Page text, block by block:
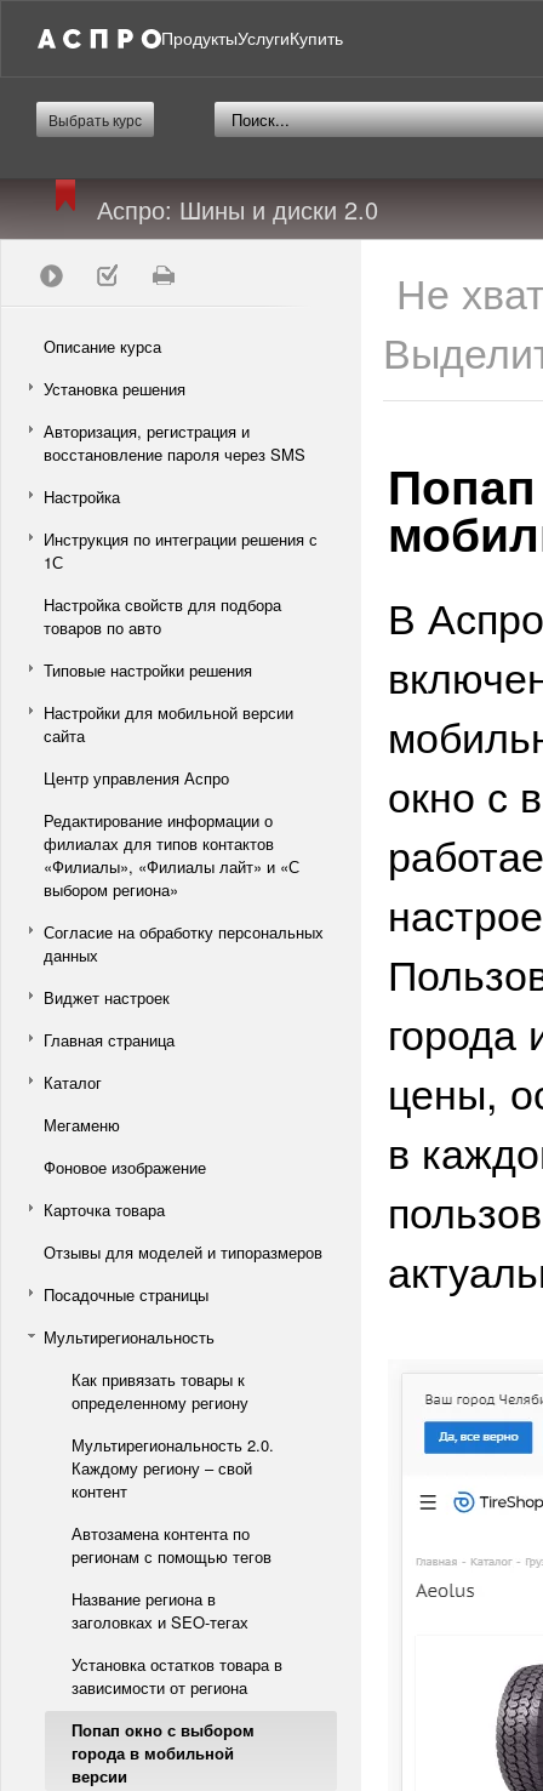
ПродуктыУслугиКупить
Выбрать курс
Аспро: Шины и диски 2.0
Описание курса
Установка решения
Авторизация, регистрация и
восстановление пароля через SMS
Настройка
Инструкция по интеграции решения с
1С
Настройка свойств для подбора
товаров по авто
Типовые настройки решения
Настройки для мобильной версии
сайта
Центр управления Аспро
Редактирование информации о
филиалах для типов контактов
«Филиалы», «Филиалы лайт» и «С
выбором региона»
Согласие на обработку персональных
данных
Виджет настроек
Главная страница
Каталог
Мегаменю
Фоновое изображение
Карточка товара
Отзывы для моделей и типоразмеров
Посадочные страницы
Мультирегиональность
Как привязать товары к
определенному региону
Мультирегиональность 2.0.
Каждому региону – свой
контент
Автозамена контента по
регионам с помощью тегов
Название региона в
заголовках и SEO-тегах
Установка остатков товара в
зависимости от региона
Попап окно с выбором
города в мобильной
версии
Не
В
окно с
города
цены,
в